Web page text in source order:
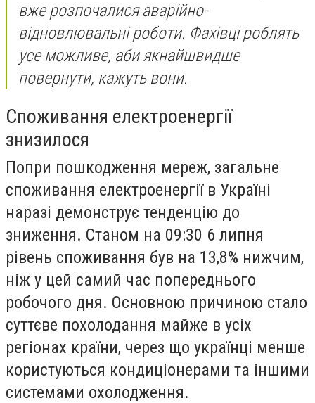
вже розпочалися аварійно-
відновлювальні роботи. Фахівці роблять
усе можливе, аби якнайшвидше
повернути, кажуть вони.
Споживання електроенергії
знизилося
Попри пошкодження мереж, загальне
споживання електроенергії в Україні
наразі демонструє тенденцію до
зниження. Станом на 09:30 6 липня
рівень споживання був на 13,8% нижчим,
ніж у цей самий час попереднього
робочого дня. Основною причиною стало
суттєве похолодання майже в усіх
регіонах країни, через що українці менше
користуються кондиціонерами та іншими
системами охолодження.